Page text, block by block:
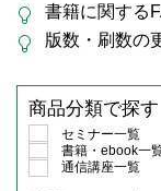
書籍に関する
版数・刷数の
商品分類で探す
セミナー一覧
書籍・ebook一
通信講座一覧